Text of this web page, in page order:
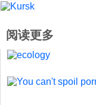
社会
文化
历史
阅读更多